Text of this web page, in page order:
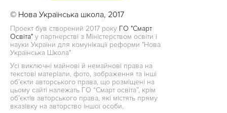
© Нова Українська школа, 2017
Проект був створений 2017 року ГО "Смарт
Освіта" у партнерстві з Міністерством освіти і
науки України для комунікації реформи "Нова
Українська Школа"
Усі виключні майнові й немайнові права на
текстові матеріали, фото, зображення та інші
об’єкти авторського права, що розміщені на
цьому сайті належать ГО “Смарт освіта”, крім
об’єктів авторського права, які містять пряму
вказівку на авторство іншої особи.